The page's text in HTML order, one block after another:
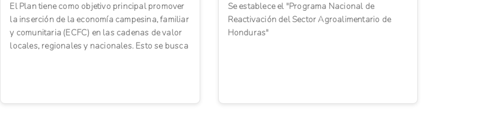
El Plan tiene como objetivo principal promover
la inserción de la economía campesina, familiar
y comunitaria (ECFC) en las cadenas de valor
locales, regionales y nacionales. Esto se busca
Se establece el "Programa Nacional de
Reactivación del Sector Agroalimentario de
Honduras"